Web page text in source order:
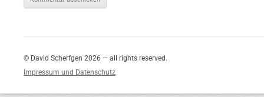
© David Scherfgen 2026 — all rights reserved.
Impressum und Datenschutz